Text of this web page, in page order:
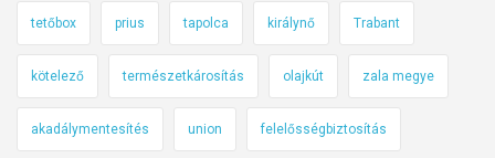
tetőbox prius tapolca királynő Trabant
kötelező természetkárosítás olajkút zala megye
akadálymentesítés union felelősségbiztosítás